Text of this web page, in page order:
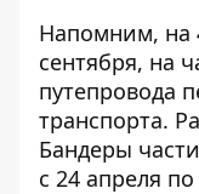
Напомним, на
сентября, на
путепровода
транспорта.
Бандеры
с 24 апреля